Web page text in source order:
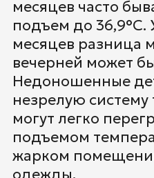
месяцев часто
подъем до
месяцев разница
вечерней может
Недоношенные
незрелую
могут легко
подъемом
жарком